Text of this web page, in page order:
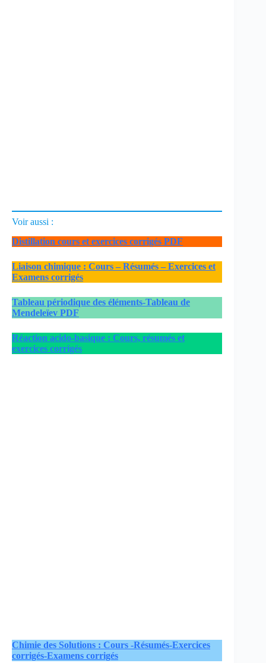
Voir aussi :
Distillation cours et exercices corrigés PDF
Liaison chimique : Cours – Résumés – Exercices et
Examens corrigés
Tableau périodique des éléments-Tableau de
Mendeleïev PDF
Réaction acido-basique : Cours, résumés et
exercices corrigés
Chimie des Solutions : Cours -Résumés-Exercices
corrigés-Examens corrigés